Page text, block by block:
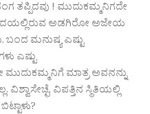
ತಪ್ಪಿದವು ! ಮುದುಕಮ್ಮನಿಗದೇ
ಅಡಗಿರೋ ಅಜೇಯ
ಮನುಷ್ಯ ಎಷ್ಟು
ಎಷ್ಟು
ಮಾತ್ರ ಅವನನ್ನು
ವಿಪತ್ತಿನ ಸ್ಥಿತಿಯಲ್ಲಿ